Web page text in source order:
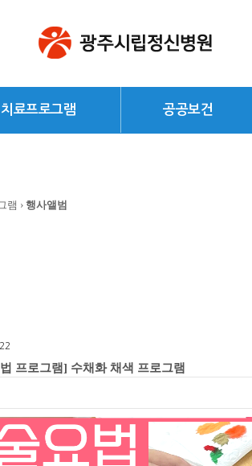
치료프로그램 공공보건
램 › 행사앨범
프로그램] 수채화 채색 프로그램